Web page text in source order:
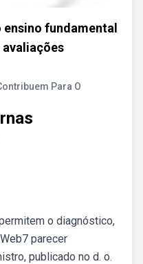
fundamental
Para O
o diagnóstico,
parecer
publicado no d. o.